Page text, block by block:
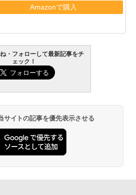
Amazonで購入
・フォローして最新記事をチ
ェック！
サイトの記事を優先表示させる